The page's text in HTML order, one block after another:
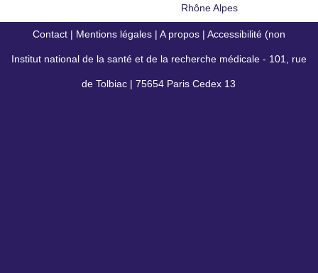
Rhône Alpes
Contact | Mentions légales | A propos | Accessibilité (non
conforme)
Institut national de la santé et de la recherche médicale - 101, rue
de Tolbiac | 75654 Paris Cedex 13